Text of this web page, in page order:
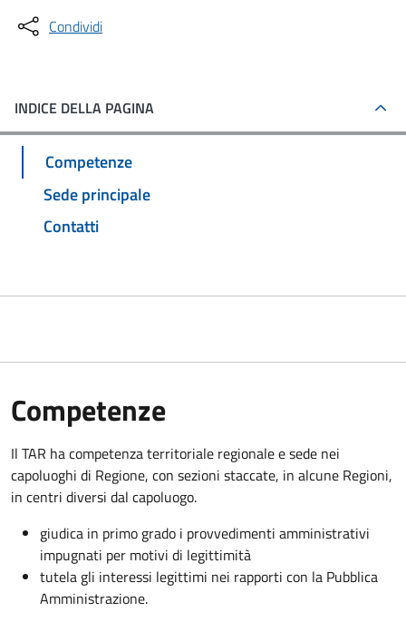
Condividi
INDICE DELLA PAGINA
Competenze
Sede principale
Contatti
Competenze
Il TAR ha competenza territoriale regionale e sede nei
capoluoghi di Regione, con sezioni staccate, in alcune Regioni,
in centri diversi dal capoluogo.
giudica in primo grado i provvedimenti amministrativi
impugnati per motivi di legittimità
tutela gli interessi legittimi nei rapporti con la Pubblica
Amministrazione.